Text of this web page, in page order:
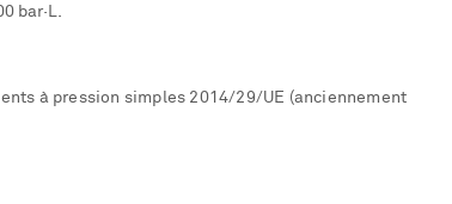
bar·L.
à pression simples 2014/29/UE (anciennement